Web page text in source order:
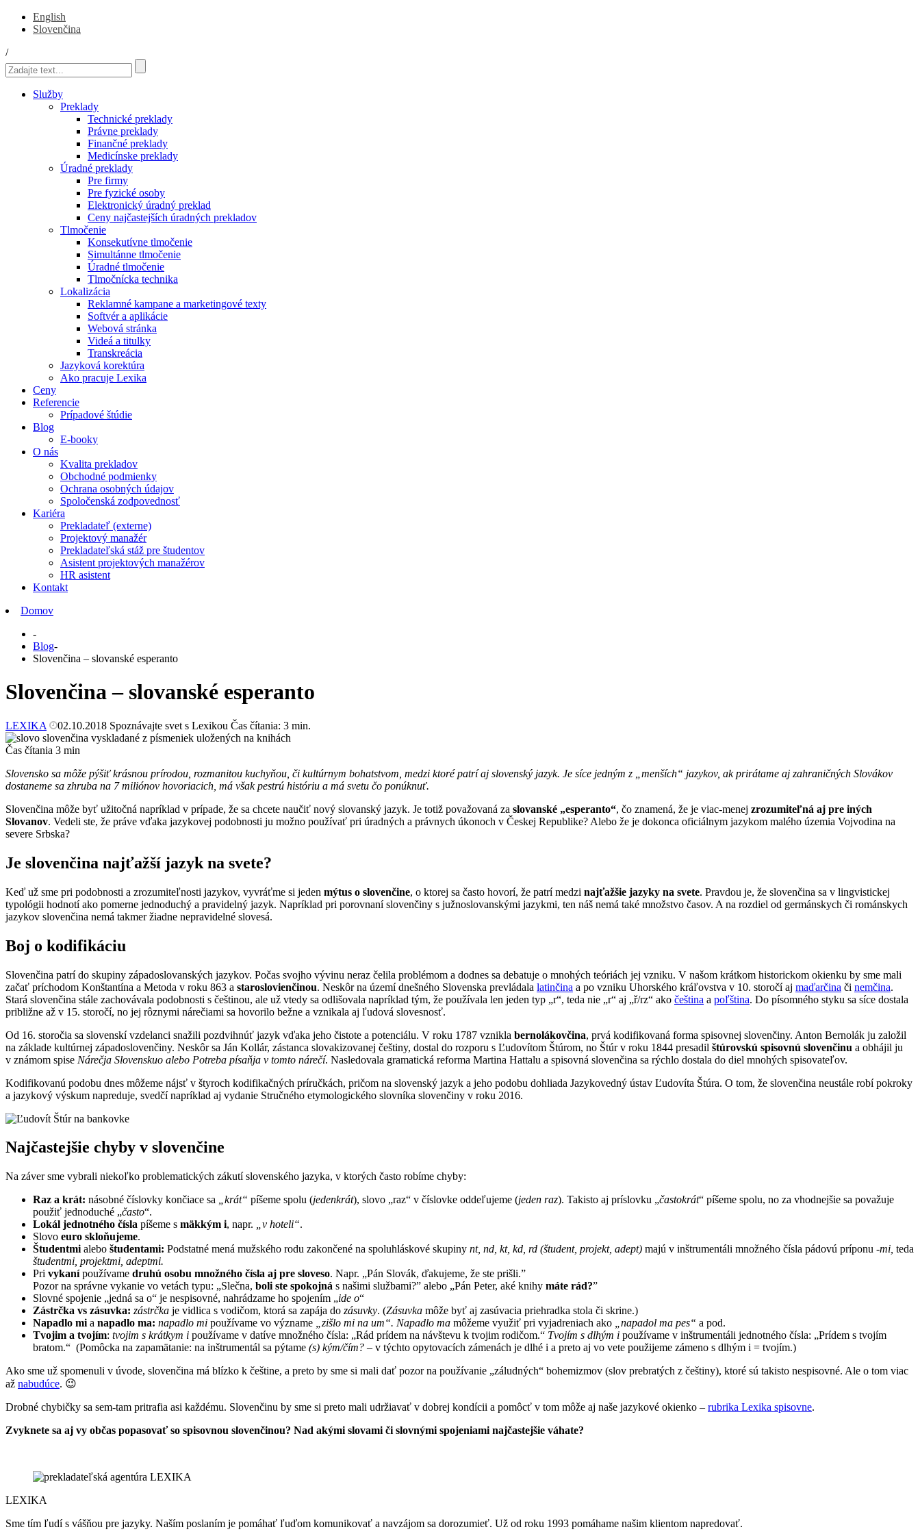
English
Slovenčina
/
Služby
Preklady
Technické preklady
Právne preklady
Finančné preklady
Medicínske preklady
Úradné preklady
Pre firmy
Pre fyzické osoby
Elektronický úradný preklad
Ceny najčastejších úradných prekladov
Tlmočenie
Konsekutívne tlmočenie
Simultánne tlmočenie
Úradné tlmočenie
Tlmočnícka technika
Lokalizácia
Reklamné kampane a marketingové texty
Softvér a aplikácie
Webová stránka
Videá a titulky
Transkreácia
Jazyková korektúra
Ako pracuje Lexika
Ceny
Referencie
Prípadové štúdie
Blog
E-booky
O nás
Kvalita prekladov
Obchodné podmienky
Ochrana osobných údajov
Spoločenská zodpovednosť
Kariéra
Prekladateľ (externe)
Projektový manažér
Prekladateľská stáž pre študentov
Asistent projektových manažérov
HR asistent
Kontakt
Domov
-
Blog-
Slovenčina – slovanské esperanto
Slovenčina – slovanské esperanto
LEXIKA 02.10.2018 Spoznávajte svet s Lexikou Čas čítania: 3 min.
Čas čítania 3 min
Slovensko sa môže pýšiť krásnou prírodou, rozmanitou kuchyňou, či kultúrnym bohatstvom, medzi ktoré patrí aj slovenský jazyk. Je síce jedným z „menších“ jazykov, ak prirátame aj zahraničných Slovákov
dostaneme sa zhruba na 7 miliónov hovoriacich, má však pestrú históriu a má svetu čo ponúknuť.
Slovenčina môže byť užitočná napríklad v prípade, že sa chcete naučiť nový slovanský jazyk. Je totiž považovaná za slovanské „esperanto“, čo znamená, že je viac-menej zrozumiteľná aj pre iných
Slovanov. Vedeli ste, že práve vďaka jazykovej podobnosti ju možno používať pri úradných a právnych úkonoch v Českej Republike? Alebo že je dokonca oficiálnym jazykom malého územia Vojvodina na
severe Srbska?
Je slovenčina najťažší jazyk na svete?
Keď už sme pri podobnosti a zrozumiteľnosti jazykov, vyvráťme si jeden mýtus o slovenčine, o ktorej sa často hovorí, že patrí medzi najťažšie jazyky na svete. Pravdou je, že slovenčina sa v lingvistickej
typológii hodnotí ako pomerne jednoduchý a pravidelný jazyk. Napríklad pri porovnaní slovenčiny s južnoslovanskými jazykmi, ten náš nemá také množstvo časov. A na rozdiel od germánskych či románskych
jazykov slovenčina nemá takmer žiadne nepravidelné slovesá.
Boj o kodifikáciu
Slovenčina patrí do skupiny západoslovanských jazykov. Počas svojho vývinu neraz čelila problémom a dodnes sa debatuje o mnohých teóriách jej vzniku. V našom krátkom historickom okienku by sme mali
začať príchodom Konštantína a Metoda v roku 863 a staroslovienčinou. Neskôr na území dnešného Slovenska prevládala latinčina a po vzniku Uhorského kráľovstva v 10. storočí aj maďarčina či nemčina.
Stará slovenčina stále zachovávala podobnosti s češtinou, ale už vtedy sa odlišovala napríklad tým, že používala len jeden typ „r“, teda nie „r“ aj „ř/rz“ ako čeština a poľština. Do písomného styku sa síce dostala
približne až v 15. storočí, no jej rôznymi nárečiami sa hovorilo bežne a vznikala aj ľudová slovesnosť.
Od 16. storočia sa slovenskí vzdelanci snažili pozdvihnúť jazyk vďaka jeho čistote a potenciálu. V roku 1787 vznikla bernolákovčina, prvá kodifikovaná forma spisovnej slovenčiny. Anton Bernolák ju založil
na základe kultúrnej západoslovenčiny. Neskôr sa Ján Kollár, zástanca slovakizovanej češtiny, dostal do rozporu s Ľudovítom Štúrom, no Štúr v roku 1844 presadil štúrovskú spisovnú slovenčinu a obhájil ju
v známom spise Nárečja Slovenskuo alebo Potreba písaňja v tomto nárečí. Nasledovala gramatická reforma Martina Hattalu a spisovná slovenčina sa rýchlo dostala do diel mnohých spisovateľov.
Kodifikovanú podobu dnes môžeme nájsť v štyroch kodifikačných príručkách, pričom na slovenský jazyk a jeho podobu dohliada Jazykovedný ústav Ľudovíta Štúra. O tom, že slovenčina neustále robí pokroky
a jazykový výskum napreduje, svedčí napríklad aj vydanie Stručného etymologického slovníka slovenčiny v roku 2016.
Najčastejšie chyby v slovenčine
Na záver sme vybrali niekoľko problematických zákutí slovenského jazyka, v ktorých často robíme chyby:
Raz a krát: násobné číslovky končiace sa „krát“ píšeme spolu (jedenkrát), slovo „raz“ v číslovke oddeľujeme (jeden raz). Takisto aj príslovku „častokrát“ píšeme spolu, no za vhodnejšie sa považuje
použiť jednoduché „často“.
Lokál jednotného čísla píšeme s mäkkým i, napr. „v hoteli“.
Slovo euro skloňujeme.
Študentmi alebo študentami: Podstatné mená mužského rodu zakončené na spoluhláskové skupiny nt, nd, kt, kd, rd (študent, projekt, adept) majú v inštrumentáli množného čísla pádovú príponu -mi, teda
študentmi, projektmi, adeptmi.
Pri vykanípoužívame druhú osobu množného čísla aj pre sloveso. Napr. „Pán Slovák, ďakujeme, že ste prišli.”
Pozor na správne vykanie vo vetách typu: „Slečna, boli ste spokojná s našimi službami?” alebo „Pán Peter, aké knihy máte rád?”
Slovné spojenie „jedná sa o“ je nespisovné, nahrádzame ho spojením „ide o“
Zástrčka vs zásuvka: zástrčka je vidlica s vodičom, ktorá sa zapája do zásuvky. (Zásuvka môže byť aj zasúvacia priehradka stola či skrine.)
Napadlo mi a napadlo ma: napadlo mi používame vo význame „zišlo mi na um“. Napadlo ma môžeme využiť pri vyjadreniach ako „napadol ma pes“ a pod.
Tvojim a tvojím: tvojim s krátkym i používame v datíve množného čísla: „Rád prídem na návštevu k tvojim rodičom.“ Tvojím s dlhým i používame v inštrumentáli jednotného čísla: „Prídem s tvojím
bratom.“ (Pomôcka na zapamätanie: na inštrumentál sa pýtame (s) kým/čím? – v týchto opytovacích zámenách je dlhé i a preto aj vo vete použijeme zámeno s dlhým i = tvojím.)
Ako sme už spomenuli v úvode, slovenčina má blízko k češtine, a preto by sme si mali dať pozor na používanie „záludných“ bohemizmov (slov prebratých z češtiny), ktoré sú takisto nespisovné. Ale o tom viac
až nabudúce. 😉
Drobné chybičky sa sem-tam pritrafia asi každému. Slovenčinu by sme si preto mali udržiavať v dobrej kondícii a pomôcť v tom môže aj naše jazykové okienko – rubrika Lexika spisovne.
Zvyknete sa aj vy občas popasovať so spisovnou slovenčinou? Nad akými slovami či slovnými spojeniami najčastejšie váhate?
LEXIKA
Sme tím ľudí s vášňou pre jazyky. Naším poslaním je pomáhať ľuďom komunikovať a navzájom sa dorozumieť. Už od roku 1993 pomáhame našim klientom napredovať.